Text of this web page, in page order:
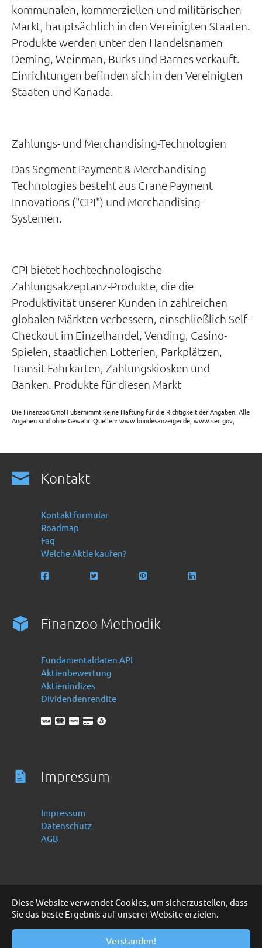
Diese Website verwendet Cookies, um sicherzustellen, dass
Sie das beste Ergebnis auf unserer Website erzielen.
Verstanden!
kommunalen, kommerziellen und militärischen
Markt, hauptsächlich in den Vereinigten Staaten.
Produkte werden unter den Handelsnamen
Deming, Weinman, Burks und Barnes verkauft.
Einrichtungen befinden sich in den Vereinigten
Staaten und Kanada.
Zahlungs- und Merchandising-Technologien
Das Segment Payment & Merchandising
Technologies besteht aus Crane Payment
Innovations ("CPI") und Merchandising-
Systemen.
CPI bietet hochtechnologische
Zahlungsakzeptanz-Produkte, die die
Produktivität unserer Kunden in zahlreichen
globalen Märkten verbessern, einschließlich Self-
Checkout im Einzelhandel, Vending, Casino-
Spielen, staatlichen Lotterien, Parkplätzen,
Transit-Fahrkarten, Zahlungskiosken und
Banken. Produkte für diesen Markt
Die Finanzoo GmbH übernimmt keine Haftung für die Richtigkeit der Angaben! Alle
Angaben sind ohne Gewähr. Quellen: www.bundesanzeiger.de, www.sec.gov,
Kontakt
Kontaktformular
Roadmap
Faq
Welche Aktie kaufen?
Finanzoo Methodik
Fundamentaldaten API
Aktienbewertung
Aktienindizes
Dividendenrendite
Impressum
Impressum
Datenschutz
AGB
Deutsch
English
Copyright 2016 -2024 by Finanzoo GmbH